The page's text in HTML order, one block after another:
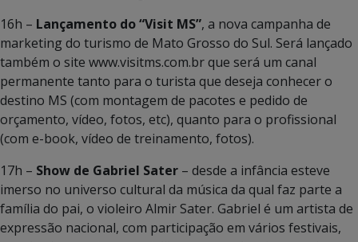
16h – Lançamento do “Visit MS”, a nova campanha de
marketing do turismo de Mato Grosso do Sul. Será lançado
também o site www.visitms.com.br que será um canal
permanente tanto para o turista que deseja conhecer o
destino MS (com montagem de pacotes e pedido de
orçamento, vídeo, fotos, etc), quanto para o profissional
(com e-book, vídeo de treinamento, fotos).
17h – Show de Gabriel Sater – desde a infância esteve
imerso no universo cultural da música da qual faz parte a
família do pai, o violeiro Almir Sater. Gabriel é um artista de
expressão nacional, com participação em vários festivais,